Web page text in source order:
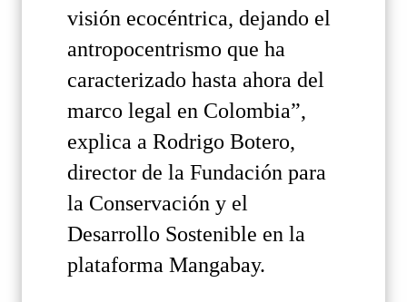
visión ecocéntrica, dejando el
antropocentrismo que ha
caracterizado hasta ahora del
marco legal en Colombia”,
explica a Rodrigo Botero,
director de la Fundación para
la Conservación y el
Desarrollo Sostenible en la
plataforma Mangabay.